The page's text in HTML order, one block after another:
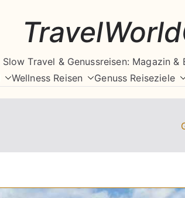
Slow Travel & Genussreisen: Magazin
Wellness Reisen Genuss Reiseziele